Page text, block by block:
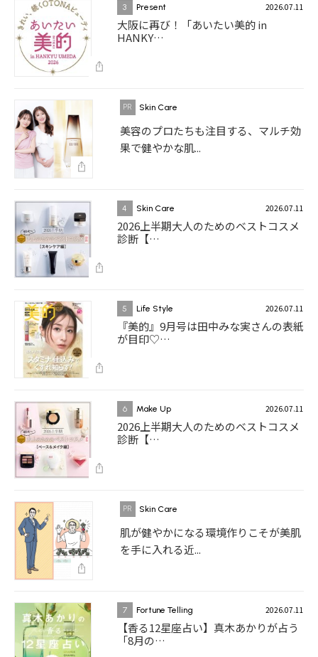
3 Present 2026.07.11
大阪に再び！「あいたい美的 in
HANKY…
Skin Care
美容のプロたちも注目する、マルチ効
果で健やかな肌...
4 Skin Care 2026.07.11
2026上半期大人のためのベストコスメ
診断【…
5 Life Style 2026.07.11
『美的』9月号は田中みな実さんの表紙
が目印♡…
6 Make Up 2026.07.11
2026上半期大人のためのベストコスメ
診断【…
Skin Care
肌が健やかになる環境作りこそが美肌
を手に入れる近...
7 Fortune Telling 2026.07.11
【香る12星座占い】真木あかりが占う
「8月の…